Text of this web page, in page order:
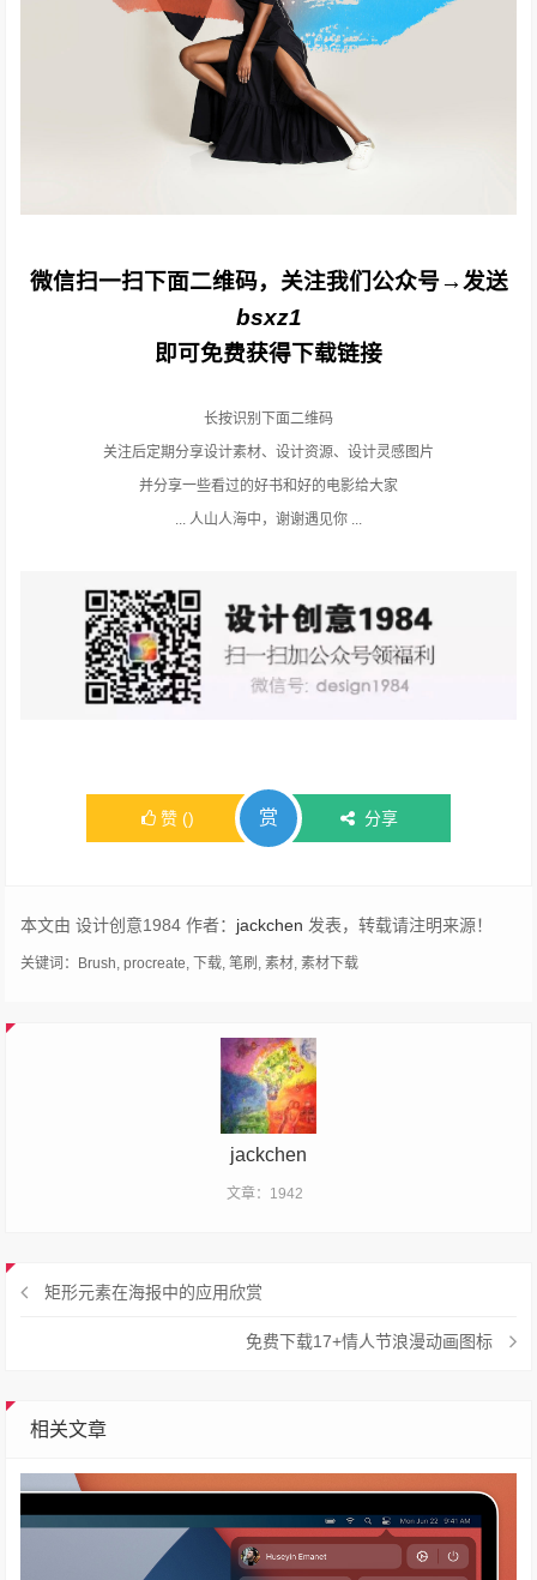
微信扫一扫下面二维码，关注我们公众号→发送
bsxz1
即可免费获得下载链接
长按识别下面二维码
关注后定期分享设计素材、设计资源、设计灵感图片
并分享一些看过的好书和好的电影给大家
... 人山人海中，谢谢遇见你 ...
赞 () 赏 分享
本文由 设计创意1984 作者： jackchen 发表，转载请注明来源！
关键词： Brush,procreate,下载,笔刷 ,素材,素材下载
jackchen
文章：1942
矩形元素在海报中的应用欣赏
免费下载17+情人节浪漫动画图标
相关文章